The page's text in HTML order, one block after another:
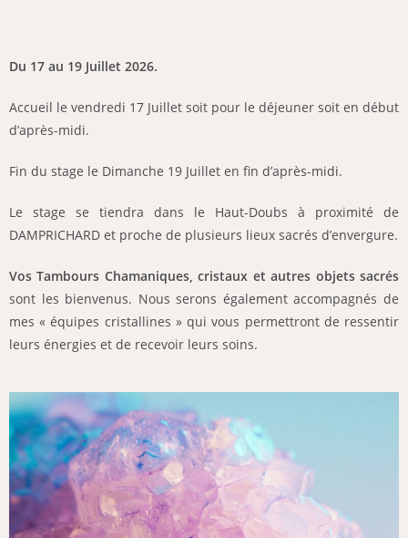
Du 17 au 19 Juillet 2026.
Accueil le vendredi 17 Juillet soit pour le déjeuner soit en début
d’après-midi.
Fin du stage le Dimanche 19 Juillet en fin d’après-midi.
Le stage se tiendra dans le Haut-Doubs à proximité de
DAMPRICHARD et proche de plusieurs lieux sacrés d’envergure.
Vos Tambours Chamaniques, cristaux et autres objets sacrés
sont les bienvenus. Nous serons également accompagnés de
mes « équipes cristallines » qui vous permettront de ressentir
leurs énergies et de recevoir leurs soins.